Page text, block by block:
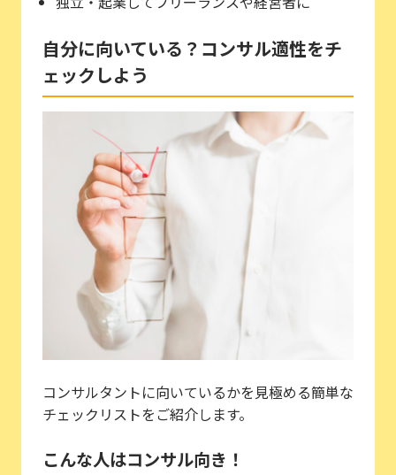
自分に向いている？コンサル適性をチ
ェックしよう
コンサルタントに向いているかを見極める簡単な
チェックリストをご紹介します。
こんな人はコンサル向き！